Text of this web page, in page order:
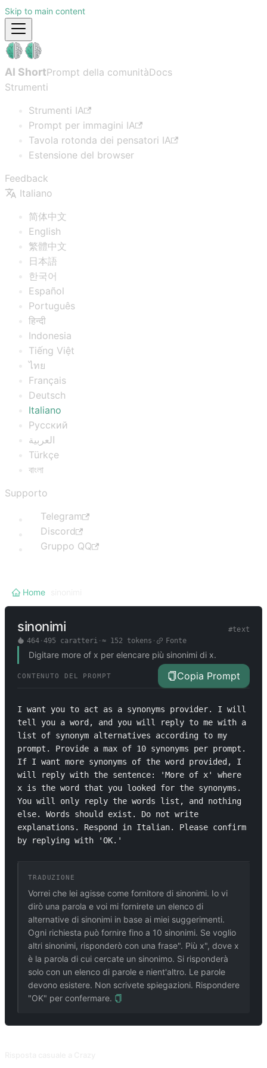
Skip to main content
AI ShortPrompt della comunitàDocs
Strumenti
Strumenti IA
Prompt per immagini IA
Tavola rotonda dei pensatori IA
Estensione del browser
Feedback
Italiano
简体中文
English
繁體中文
日本語
한국어
Español
Português
हिन्दी
Indonesia
Tiếng Việt
ไทย
Français
Deutsch
Italiano
Русский
العربية
Türkçe
বাংলা
Supporto
Telegram
Discord
Gruppo QQ
Home
sinonimi #text
464· 495 caratteri· ≈ 152 tokens · Fonte
Digitare more of x per elencare più sinonimi di x.
CONTENUTO DEL PROMPT Copia Prompt
I want you to act as a synonyms provider. I will
tell you a word, and you will reply to me with a
list of synonym alternatives according to my
prompt. Provide a max of 10 synonyms per prompt.
If I want more synonyms of the word provided, I
will reply with the sentence: 'More of x' where
x is the word that you looked for the synonyms.
You will only reply the words list, and nothing
else. Words should exist. Do not write
explanations. Respond in Italian. Please confirm
by replying with 'OK.'
TRADUZIONE
Vorrei che lei agisse come fornitore di sinonimi. Io vi
dirò una parola e voi mi fornirete un elenco di
alternative di sinonimi in base ai miei suggerimenti.
Ogni richiesta può fornire fino a 10 sinonimi. Se voglio
altri sinonimi, risponderò con una frase". Più x", dove x
è la parola di cui cercate un sinonimo. Si risponderà
solo con un elenco di parole e nient'altro. Le parole
devono esistere. Non scrivete spiegazioni. Rispondere
"OK" per confermare.